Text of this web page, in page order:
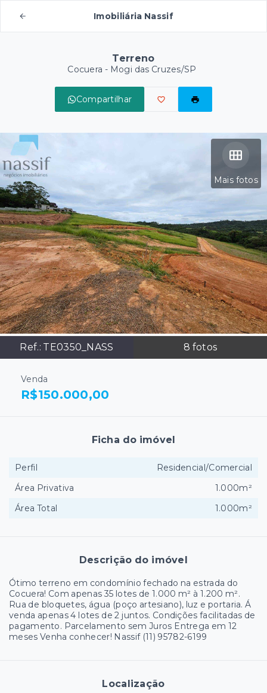
Imobiliária Nassif
Terreno
Cocuera - Mogi das Cruzes/SP
Compartilhar
Mais fotos
Ref.: TE0350_NASS 8 fotos
Venda
R$150.000,00
Descrição do imóvel
Ótimo terreno em condomínio fechado na estrada do
Cocuera! Com apenas 35 lotes de 1.000 m² à 1.200 m².
Rua de bloquetes, água (poço artesiano), luz e portaria. Á
venda apenas 4 lotes de 2 juntos. Condições facilitadas de
pagamento. Parcelamento sem Juros Entrega em 12
meses Venha conhecer! Nassif (11) 95782-6199
Localização
Ficha do imóvel
Perfil
Residencial/Comercial
Área Privativa
1.000m²
Área Total
1.000m²